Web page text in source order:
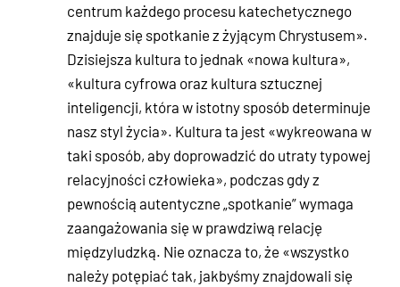
centrum każdego procesu katechetycznego
znajduje się spotkanie z żyjącym Chrystusem».
Dzisiejsza kultura to jednak «nowa kultura»,
«kultura cyfrowa oraz kultura sztucznej
inteligencji, która w istotny sposób determinuje
nasz styl życia». Kultura ta jest «wykreowana w
taki sposób, aby doprowadzić do utraty typowej
relacyjności człowieka», podczas gdy z
pewnością autentyczne „spotkanie” wymaga
zaangażowania się w prawdziwą relację
międzyludzką. Nie oznacza to, że «wszystko
należy potępiać tak, jakbyśmy znajdowali się